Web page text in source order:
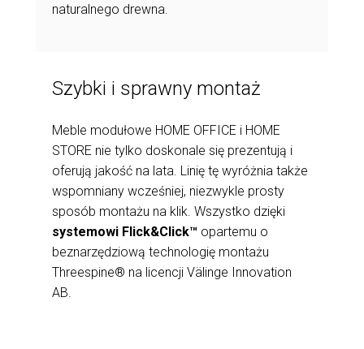
naturalnego drewna.
Szybki i sprawny montaż
Meble modułowe HOME OFFICE i HOME
STORE nie tylko doskonale się prezentują i
oferują jakość na lata. Linię tę wyróżnia także
wspomniany wcześniej, niezwykle prosty
sposób montażu na klik. Wszystko dzięki
systemowi Flick&Click™ opartemu o
beznarzędziową technologię montażu
Threespine® na licencji Välinge Innovation
AB.